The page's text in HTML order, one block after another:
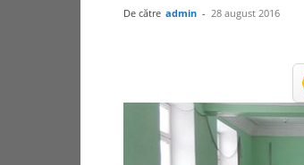
De către admin - 28 august 2016